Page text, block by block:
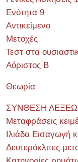
Ενότητα 9
Αντικείμενο
Μετοχές
Τεστ στα
Αόριστος Β
Θεωρία
ΣΥΝΘΕΣΗ
Μεταφράσεις
Ιλιάδα Εισαγωγή
Δευτερόκλιτες